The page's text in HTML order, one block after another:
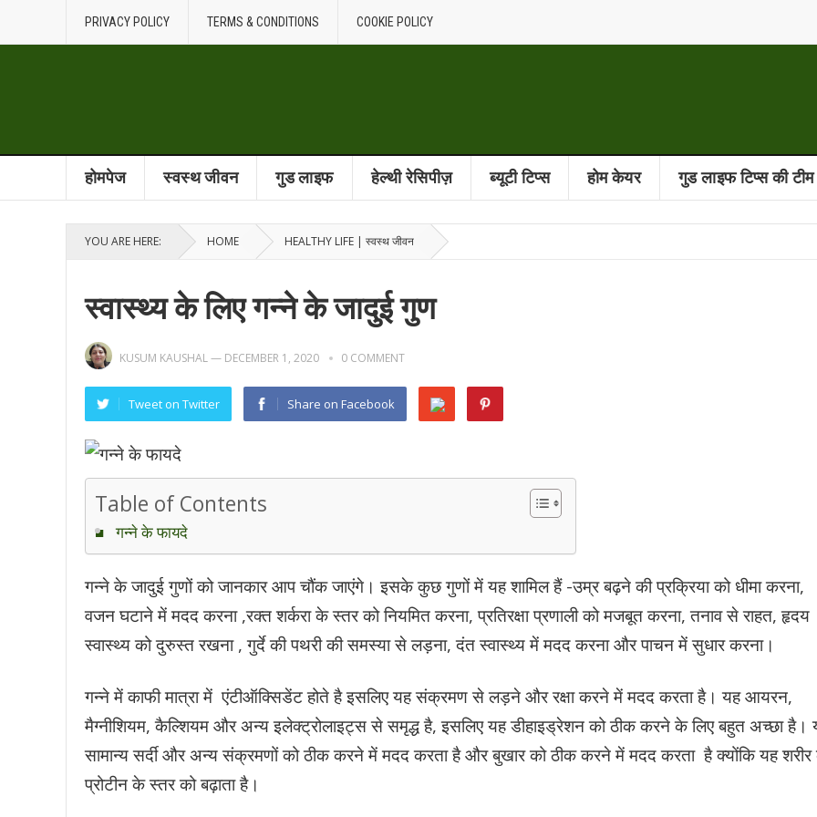
PRIVACY POLICY TERMS & CONDITIONS COOKIE POLICY
होमपेज स्वस्थ जीवन गुड लाइफ हेल्थी रेसिपीज़ ब्यूटी टिप्स होम केयर गुड लाइफ टिप्स की टीम
YOU ARE HERE: HOME HEALTHY LIFE | स्वस्थ जीवन
स्वास्थ्य के लिए गन्ने के जादुई गुण
KUSUM KAUSHAL— DECEMBER 1, 2020 0 COMMENT
Tweet on Twitter Share on Facebook
Table of Contents
गन्ने के फायदे
गन्ने के जादुई गुणों को जानकार आप चौंक जाएंगे। इसके कुछ गुणों में यह शामिल हैं -उम्र बढ़ने की प्रक्रिया को धीमा करना,
वजन घटाने में मदद करना ,रक्त शर्करा के स्तर को नियमित करना, प्रतिरक्षा प्रणाली को मजबूत करना, तनाव से राहत, हृदय
स्वास्थ्य को दुरुस्त रखना , गुर्दे की पथरी की समस्या से लड़ना, दंत स्वास्थ्य में मदद करना और पाचन में सुधार करना।
गन्ने में काफी मात्रा में एंटीऑक्सिडेंट होते है इसलिए यह संक्रमण से लड़ने और रक्षा करने में मदद करता है। यह आयरन,
मैग्नीशियम, कैल्शियम और अन्य इलेक्ट्रोलाइट्स से समृद्ध है, इसलिए यह डीहाइड्रेशन को ठीक करने के लिए बहुत अच्छा है।
सामान्य सर्दी और अन्य संक्रमणों को ठीक करने में मदद करता है और बुखार को ठीक करने में मदद करता है क्योंकि यह
प्रोटीन के स्तर को बढ़ाता है।